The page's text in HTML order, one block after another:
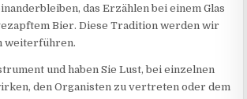
das Erzählen bei einem Glas
Bier. Diese Tradition werden wir
weiterführen.
und haben Sie Lust, bei einzelnen
den Organisten zu vertreten oder dem